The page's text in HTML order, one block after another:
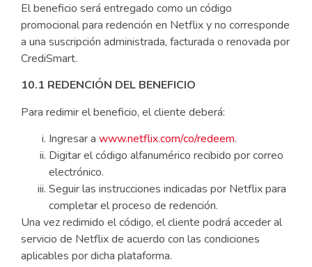
El beneficio será entregado como un código
promocional para redención en Netflix y no corresponde
a una suscripción administrada, facturada o renovada por
CrediSmart.
10.1 REDENCIÓN DEL BENEFICIO
Para redimir el beneficio, el cliente deberá:
Ingresar a www.netflix.com/co/redeem.
Digitar el código alfanumérico recibido por correo
electrónico.
Seguir las instrucciones indicadas por Netflix para
completar el proceso de redención.
Una vez redimido el código, el cliente podrá acceder al
servicio de Netflix de acuerdo con las condiciones
aplicables por dicha plataforma.